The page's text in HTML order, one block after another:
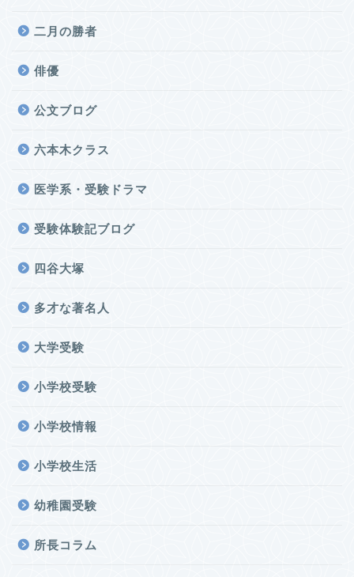
二月の勝者
俳優
公文ブログ
六本木クラス
医学系・受験ドラマ
受験体験記ブログ
四谷大塚
多才な著名人
大学受験
小学校受験
小学校情報
小学校生活
幼稚園受験
所長コラム